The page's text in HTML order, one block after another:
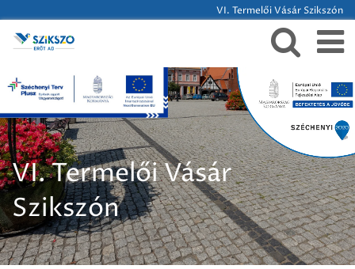
VI. Termelői Vásár Szikszón
VI. Termelői Vásár
Szikszón